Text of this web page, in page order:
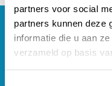
partners voor social
partners kunnen deze
informatie die u aan
verzameld op basis
Klantenservice